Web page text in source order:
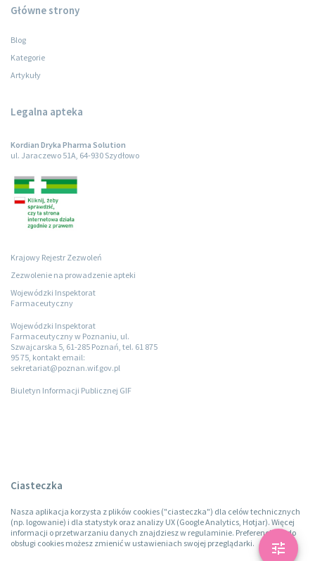
Główne strony
Blog
Kategorie
Artykuły
Legalna apteka
Kordian Dryka Pharma Solution
ul. Jaraczewo 51A, 64-930 Szydłowo
Krajowy Rejestr Zezwoleń
Zezwolenie na prowadzenie apteki
Wojewódzki Inspektorat
Farmaceutyczny
Wojewódzki Inspektorat
Farmaceutyczny w Poznaniu, ul.
Szwajcarska 5, 61-285 Poznań, tel. 61 875
95 75, kontakt email:
sekretariat@poznan.wif.gov.pl
Biuletyn Informacji Publicznej GIF
Ciasteczka
Nasza aplikacja korzysta z plików cookies ("ciasteczka") dla celów technicznych
(np. logowanie) i dla statystyk oraz analizy UX (Google Analytics, Hotjar). Więcej
informacji o przetwarzaniu danych znajdziesz w regulaminie. Preferencje co do
obsługi cookies możesz zmienić w ustawieniach swojej przeglądarki.